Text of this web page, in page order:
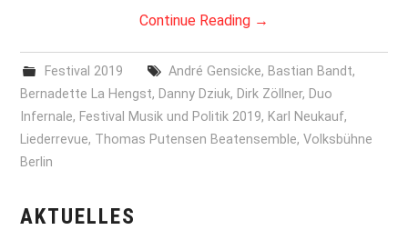
Continue Reading →
Festival 2019 André Gensicke, Bastian Bandt,
Bernadette La Hengst, Danny Dziuk, Dirk Zöllner, Duo
Infernale, Festival Musik und Politik 2019, Karl Neukauf,
Liederrevue, Thomas Putensen Beatensemble,Volksbühne
Berlin
AKTUELLES